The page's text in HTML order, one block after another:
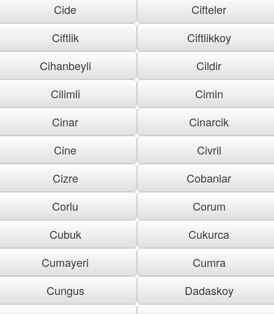
Cide
Cifteler
Ciftlik
Ciftlikkoy
Cihanbeyli
Cildir
Cilimli
Cimin
Cinar
Cinarcik
Cine
Civril
Cizre
Cobanlar
Corlu
Corum
Cubuk
Cukurca
Cumayeri
Cumra
Cungus
Dadaskoy